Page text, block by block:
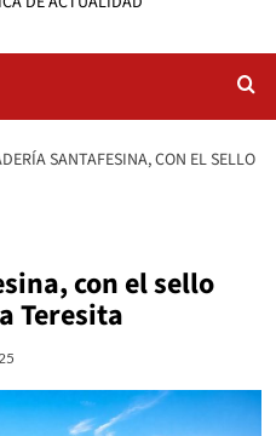
SANTAFESINA, CON EL SELLO
con el sello
Teresita